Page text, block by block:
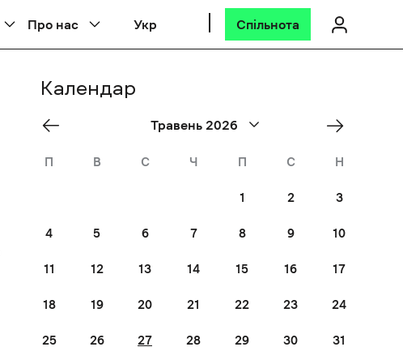
Про нас Укр Спільнота
Календар
Травень 2026
П В С Ч П С Н
1 2 3
4 5 6 7 8 9 10
11 12 13 14 15 16 17
18 19 20 21 22 23 24
25 26 27 28 29 30 31
«
Квіт
Jun
»